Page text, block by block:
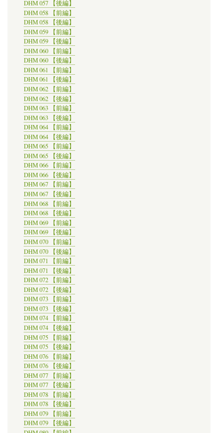
DHM 057 【後編】
DHM 058 【前編】
DHM 058 【後編】
DHM 059 【前編】
DHM 059 【後編】
DHM 060 【前編】
DHM 060 【後編】
DHM 061 【前編】
DHM 061 【後編】
DHM 062 【前編】
DHM 062 【後編】
DHM 063 【前編】
DHM 063 【後編】
DHM 064 【前編】
DHM 064 【後編】
DHM 065 【前編】
DHM 065 【後編】
DHM 066 【前編】
DHM 066 【後編】
DHM 067 【前編】
DHM 067 【後編】
DHM 068 【前編】
DHM 068 【後編】
DHM 069 【前編】
DHM 069 【後編】
DHM 070 【前編】
DHM 070 【後編】
DHM 071 【前編】
DHM 071 【後編】
DHM 072 【前編】
DHM 072 【後編】
DHM 073 【前編】
DHM 073 【後編】
DHM 074 【前編】
DHM 074 【後編】
DHM 075 【前編】
DHM 075 【後編】
DHM 076 【前編】
DHM 076 【後編】
DHM 077 【前編】
DHM 077 【後編】
DHM 078 【前編】
DHM 078 【後編】
DHM 079 【前編】
DHM 079 【後編】